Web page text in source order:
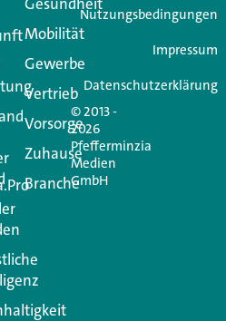
einen
nicht veröffentlicht.
mit
Mobilität
Gewerbe
Vertrieb
Vorsorge
Zuhause
Branche
© 2013 -
2026
Pfefferminzia
Medien
GmbH
Nutzungsbedingungen
Impressum
Datenschutzerklärung